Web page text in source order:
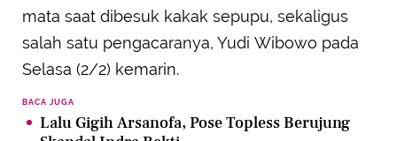
mata saat dibesuk kakak sepupu, sekaligus
salah satu pengacaranya, Yudi Wibowo pada
Selasa (2/2) kemarin.
BACA JUGA
Lalu Gigih Arsanofa, Pose Topless Berujung